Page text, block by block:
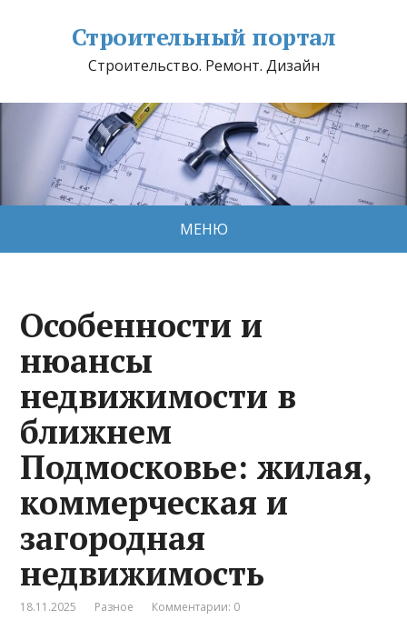
Строительный портал
Строительство. Ремонт. Дизайн
МЕНЮ
Особенности и
нюансы
недвижимости в
ближнем
Подмосковье: жилая,
коммерческая и
загородная
недвижимость
18.11.2025 Разное Комментарии: 0